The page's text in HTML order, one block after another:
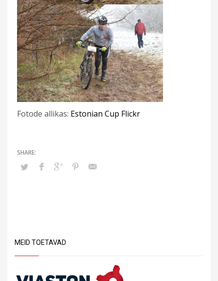
Fotode allikas: Estonian Cup Flickr
MEID TOETAVAD